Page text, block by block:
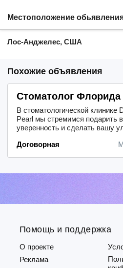
Местоположение
Лос-Анджелес, США
Похожие объявления
Договорная
Стоматолог Флорида
В стоматологической клинике
Pearl мы стремимся подарить
уверенность и сделать вашу
превосходных результатов мы
которые зарекомендовали
...
Помощь и поддержка
О проекте
Реклама